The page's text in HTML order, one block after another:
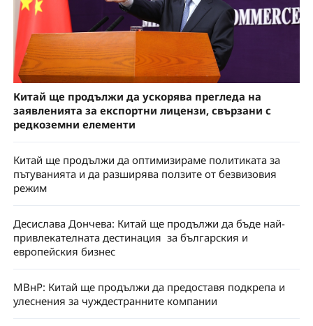
Китай ще продължи да ускорява прегледа на
заявленията за експортни лицензи, свързани с
редкоземни елементи
Китай ще продължи да оптимизираме политиката за
пътуванията и да разширява ползите от безвизовия
режим
Десислава Дончева: Китай ще продължи да бъде най-
привлекателната дестинация за българския и
европейския бизнес
МВнР: Китай ще продължи да предоставя подкрепа и
улеснения за чуждестранните компании